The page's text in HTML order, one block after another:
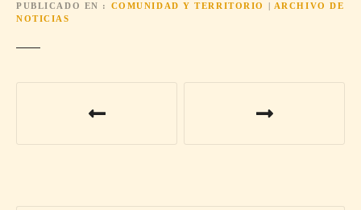
PUBLICADO EN COMUNIDAD Y TERRITORIO | ARCHIVO DE
NOTICIAS